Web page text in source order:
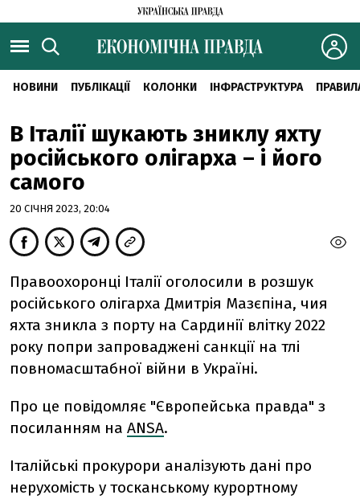
НОВИНИ ПУБЛІКАЦІЇ КОЛОНКИ ІНФРАСТРУКТУРА
В Італії шукають зниклу яхту
російського олігарха – і його
самого
20 СІЧНЯ 2023, 20:04
Правоохоронці Італії оголосили в розшук
російського олігарха Дмитрія Мазєпіна, чия
яхта зникла з порту на Сардинії влітку 2022
року попри запроваджені санкції на тлі
повномасштабної війни в Україні.
Про це повідомляє "Європейська правда" з
посиланням на ANSA.
Італійські прокурори аналізують дані про
нерухомість у тосканському курортному